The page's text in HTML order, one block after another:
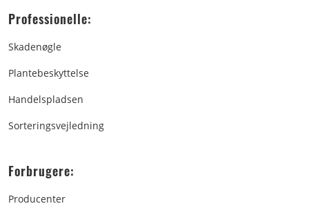
Professionelle:
Skadenøgle
Plantebeskyttelse
Handelspladsen
Sorteringsvejledning
Forbrugere:
Producenter